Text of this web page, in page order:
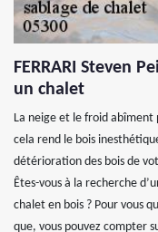
FERRARI Steven
un chalet
La neige et le froid
cela rend le bois
détérioration des bois de
Êtes-vous à la recherche
chalet en bois ? Pour vous
que, vous pouvez compter